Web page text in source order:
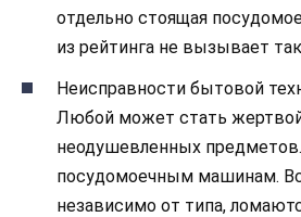
отдельно стоящая
из рейтинга не вызывает
Неисправности бытовой
Любой может стать
неодушевленных
посудомоечным машинам.
независимо от типа,